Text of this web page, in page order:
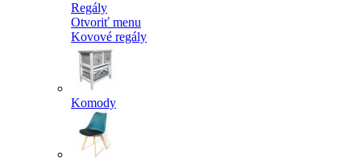
Regály
Otvoriť menu
Kovové regály
Komody